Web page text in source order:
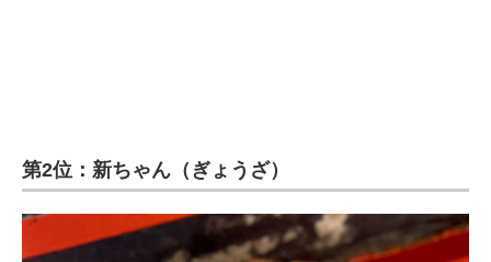
第2位：新ちゃん（ぎょうざ）